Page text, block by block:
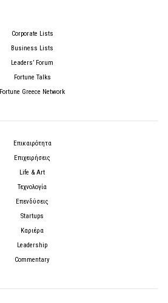
Corporate Lists
Business Lists
Leaders’ Forum
Fortune Talks
Fortune Greece Network
Επικαιρότητα
Επιχειρήσεις
Life & Art
Τεχνολογία
Επενδύσεις
Startups
Καριέρα
Leadership
Commentary